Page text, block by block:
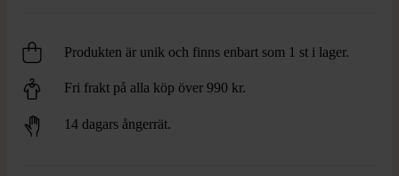
Produkten är unik och finns enbart som 1 st i lager.
Fri frakt på alla köp över 990 kr.
14 dagars ångerrät.